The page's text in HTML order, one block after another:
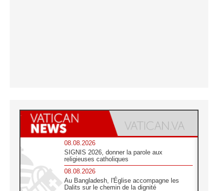
08.08.2026
SIGNIS 2026, donner la parole aux
religieuses catholiques
08.08.2026
Au Bangladesh, l'Église accompagne les
Dalits sur le chemin de la dignité